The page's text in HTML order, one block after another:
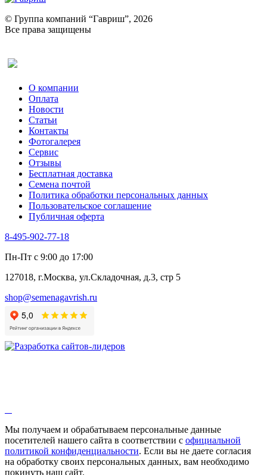
Ревень
Рукола
Рута
Тмин
Трава для чая
Туласи
Укроп
Фенхель пряный
Хризантема овощная
Цикорий пряный
Цикорий салатный (Витлуф)
Черемша
Шпинат
Щавель
Эндивий
Эстрагон
Алтей
Бессмертник
Валериана
Валерианелла
Гибискус лекарственный
Девясил
Душица
Змееголовник
Мыльнянка
Мята
Овсяный корень
Огуречная трава
© Группа компаний “Гавриш”, 2026
Все права защищены
О компании
Оплата
Новости
Статьи
Контакты
Фотогалерея​
Сервис
Отзывы
Бесплатная доставка
Семена почтой
Политика обработки персональных данных
Пользовательское соглашение
Публичная оферта
8-495-902-77-18
Пн-Пт с 9:00 до 17:00
127018, г.Москва, ул.Складочная, д.3, стр 5
shop@semenagavrish.ru
Мы получаем и обрабатываем персональные данные
посетителей нашего сайта в соответствии с официальной
политикой конфиденциальности. Если вы не даете согласия
на обработку своих персональных данных, вам необходимо
покинуть наш сайт.